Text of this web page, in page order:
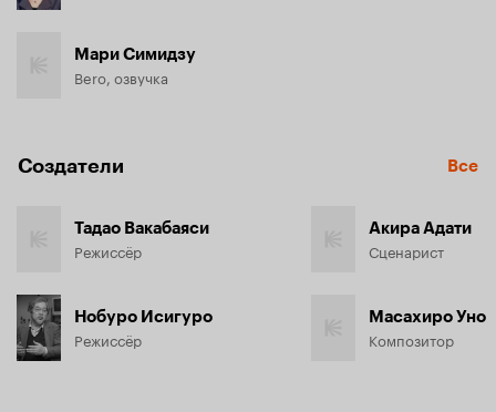
Мари Симидзу
Bero, озвучка
Создатели Все
Тадао Вакабаяси
Режиссёр
Нобуро Исигуро
Режиссёр
Акира Адати
Сценарист
Масахиро Уно
Композитор